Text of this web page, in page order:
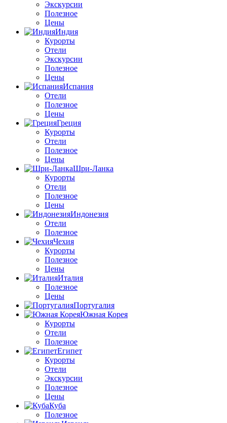
Экскурсии
Полезное
Цены
Индия
Курорты
Отели
Экскурсии
Полезное
Цены
Испания
Отели
Полезное
Цены
Греция
Курорты
Отели
Полезное
Цены
Шри-Ланка
Курорты
Отели
Полезное
Цены
Индонезия
Отели
Полезное
Чехия
Курорты
Полезное
Цены
Италия
Полезное
Цены
Португалия
Южная Корея
Курорты
Отели
Полезное
Египет
Курорты
Отели
Экскурсии
Полезное
Цены
Куба
Полезное